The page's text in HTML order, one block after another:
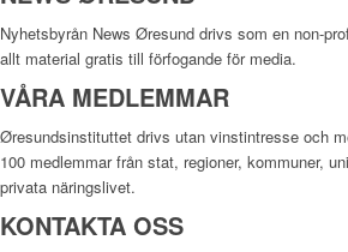
Nyhetsbyrån News Øresund drivs som en non-
allt material gratis till förfogande för media.
VÅRA MEDLEMMAR
Øresundsinstituttet drivs utan vinst­intresse och
100 medlemmar från stat, regioner, kommuner,
privata näringslivet.
KONTAKTA OSS